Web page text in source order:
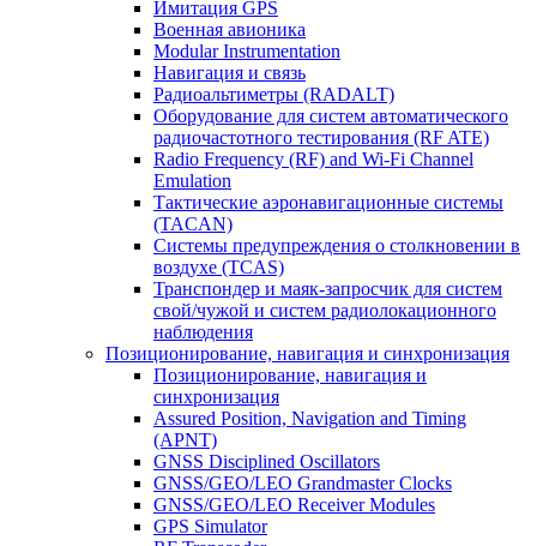
Имитация GPS
Военная авионика
Modular Instrumentation
Навигация и связь
Радиоальтиметры (RADALT)
Оборудование для систем автоматического
радиочастотного тестирования (RF ATE)
Radio Frequency (RF) and Wi-Fi Channel
Emulation
Тактические аэронавигационные системы
(TACAN)
Системы предупреждения о столкновении в
воздухе (TCAS)
Транспондер и маяк-запросчик для систем
свой/чужой и систем радиолокационного
наблюдения
Позиционирование, навигация и синхронизация
Позиционирование, навигация и
синхронизация
Assured Position, Navigation and Timing
(APNT)
GNSS Disciplined Oscillators
GNSS/GEO/LEO Grandmaster Clocks
GNSS/GEO/LEO Receiver Modules
GPS Simulator